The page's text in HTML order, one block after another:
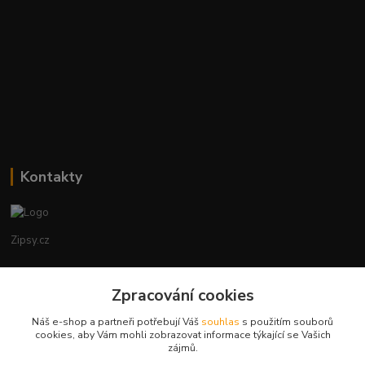
Kontakty
Zipsy.cz
+420774877333
obchod@zipsy.cz
Zpracování cookies
Náš e-shop a partneři potřebují Váš souhlas s použitím souborů
cookies, aby Vám mohli zobrazovat informace týkající se Vašich
zájmů.